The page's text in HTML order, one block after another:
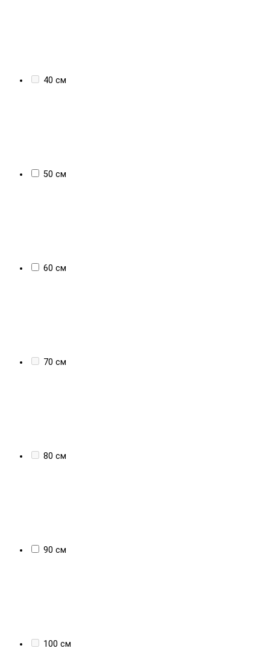
40 см
50 см
60 см
70 см
80 см
90 см
100 см